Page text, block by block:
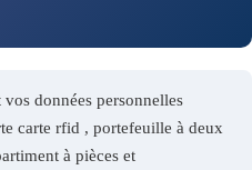
données personnelles
carte rfid , portefeuille à deux
à pièces et